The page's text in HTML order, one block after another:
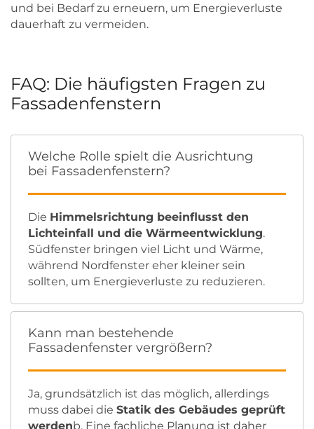
und bei Bedarf zu erneuern, um Energieverluste
dauerhaft zu vermeiden.
FAQ: Die häufigsten Fragen zu
Fassadenfenstern
Welche Rolle spielt die Ausrichtung
bei Fassadenfenstern?
Die Himmelsrichtung beeinflusst den
Lichteinfall und die Wärmeentwicklung.
Südfenster bringen viel Licht und Wärme,
während Nordfenster eher kleiner sein
sollten, um Energieverluste zu reduzieren.
Kann man bestehende
Fassadenfenster vergrößern?
Ja, grundsätzlich ist das möglich, allerdings
muss dabei die Statik des Gebäudes geprüft
werdenb. Eine fachliche Planung ist daher